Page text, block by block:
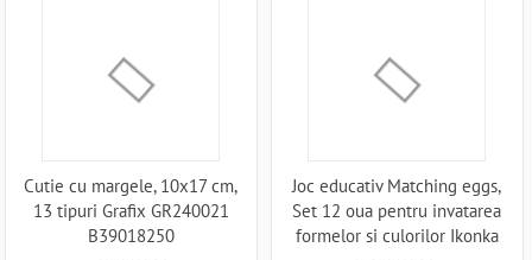
Cutie cu margele, 10x17 cm,
13 tipuri Grafix GR240021
B39018250
Joc educativ Matching eggs,
Set 12 oua pentru invatarea
formelor si culorilor Ikonka